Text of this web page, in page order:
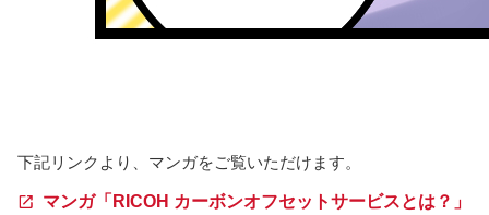
下記リンクより、マンガをご覧いただけます。
マンガ「RICOH カーボンオフセットサービスとは？」